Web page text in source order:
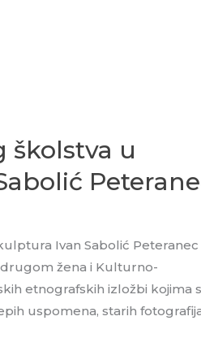
školstva u
Ivan Sabolić Peteranec
žena i Kulturno-
etnografskih izložbi kojima
uspomena, starih